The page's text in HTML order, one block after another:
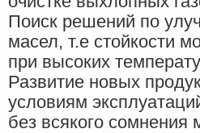
Поиск решений по
масел, т.е стойкости
при высоких
Развитие новых
условиям
без всякого сомнения